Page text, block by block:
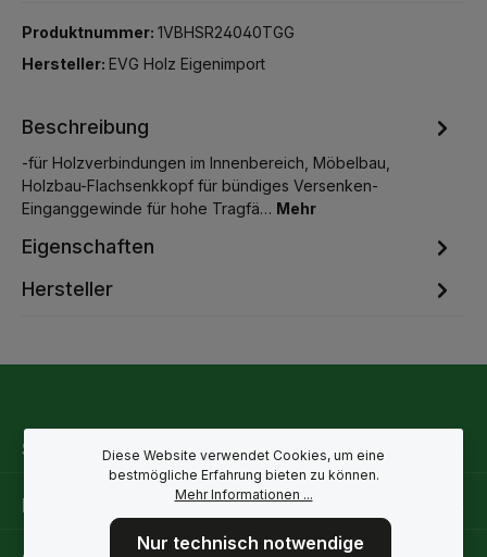
Produktnummer: 1VBHSR24040TGG
Hersteller: EVG Holz Eigenimport
Beschreibung
-für Holzverbindungen im Innenbereich, Möbelbau,
Holzbau-Flachsenkkopf für bündiges Versenken-
Einganggewinde für hohe Tragfä… Mehr
Eigenschaften
Hersteller
Service-Hotline
Rechtliche Hinweise
Diese Website verwendet Cookies, um eine
bestmögliche Erfahrung bieten zu können.
Mehr Informationen ...
Nur technisch notwendige